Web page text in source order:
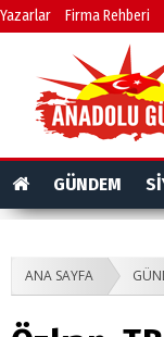
Yazarlar Firma Rehberi
GÜNDEM
ANA SAYFA